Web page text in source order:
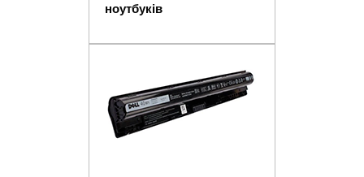
ноутбуків